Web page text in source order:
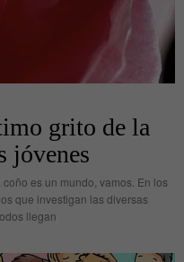
grito de la
jóvenes
es un mundo, vamos. En los
que investigan las diversas
llegan